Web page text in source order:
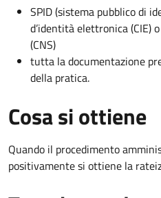
SPID (sistema pubblico di
d’identità elettronica (CIE)
(CNS)
tutta la documentazione
della pratica.
Cosa si ottiene
Quando il procedimento
positivamente si ottiene la